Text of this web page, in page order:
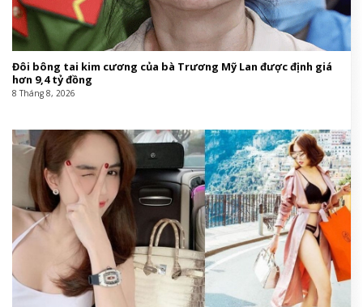
Đôi bông tai kim cương của bà Trương Mỹ Lan được định giá
hơn 9,4 tỷ đồng
8 Tháng 8, 2026